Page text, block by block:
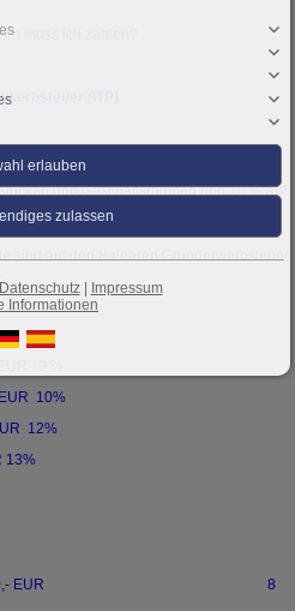
muss ich zahlen?
(ITP)
Mehrwertsteuersätze an:
und Geschäftsräumen und 10 % auf
und Häusern. Darüber hinaus 1,5 %
sind auf den Balearen Grunderwerbsteuer
8 %
9 %
10%
12%
EUR 8
Datenschutz|
Impressum
Informationen